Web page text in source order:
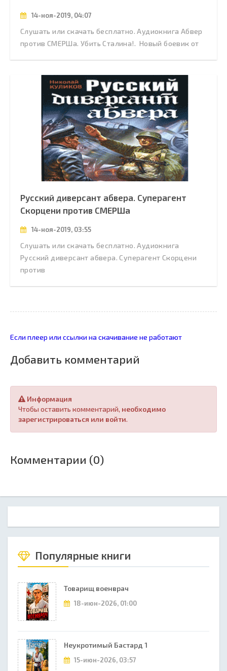
14-ноя-2019, 04:07
Слушать или скачать бесплатно. Аудиокнига Абвер
против СМЕРШа. Убить Сталина!. Новый боевик от
Русский диверсант абвера. Суперагент
Скорцени против СМЕРШа
14-ноя-2019, 03:55
Слушать или скачать бесплатно. Аудиокнига
Русский диверсант абвера. Суперагент Скорцени
против
Если плеер или ссылки на скачивание не работают
Добавить комментарий
Информация
Чтобы оставить комментарий, необходимо
зарегистрироваться или войти.
Комментарии (0)
Популярные книги
Товарищ военврач
18-июн-2026, 01:00
Неукротимый Бастард 1
15-июн-2026, 03:57